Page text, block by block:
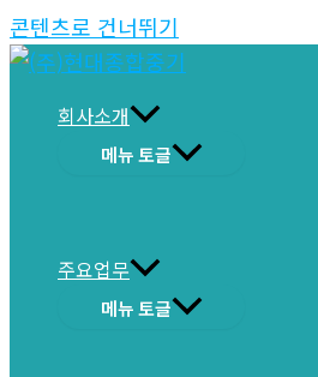
콘텐츠로 건너뛰기
회사소개
메뉴 토글
주요업무
메뉴 토글